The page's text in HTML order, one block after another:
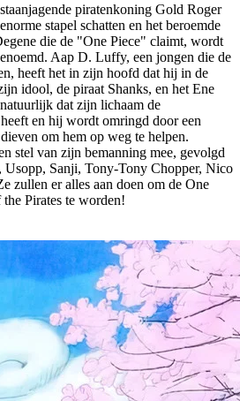
piratenkoning Gold Roger
stapel schatten en het beroemde
die de "One Piece" claimt, wordt
Aap D. Luffy, een jongen die de
heeft het in zijn hoofd dat hij in de
idool, de piraat Shanks, en het Ene
dat zijn lichaam de
en hij wordt omringd door een
om hem op weg te helpen.
stel van zijn bemanning mee, gevolgd
Sanji, Tony-Tony Chopper, Nico
zullen er alles aan doen om de One
Pirates te worden!